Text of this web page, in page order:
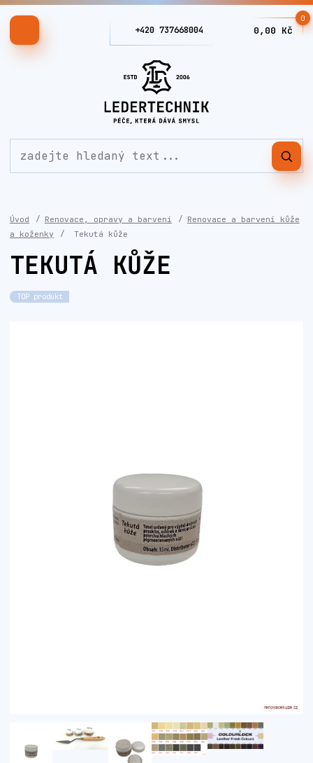
+420 737668004
0
0,00 Kč
Úvod Renovace, opravy a barvení
Renovace a barvení kůže
a koženky
Tekutá kůže
TEKUTÁ KŮŽE
TOP produkt